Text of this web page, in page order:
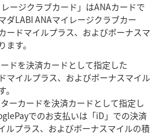
レージクラブカード」はANAカードで
ダLABI ANAマイレージクラブカー
ードマイルプラス、およびボーナスマ
す。
ドを決済カードとして指定した
マイルプラス、およびボーナスマイル
ーカードを決済カードとして指定し
でのお支払いは「iD」での決済
ルプラス、およびボーナスマイルの積